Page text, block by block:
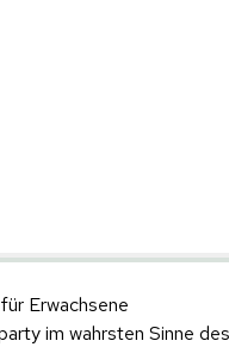
Erwachsene
im wahrsten Sinne